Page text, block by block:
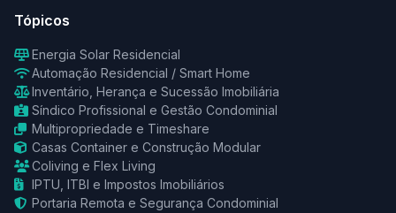
Tópicos
Energia Solar Residencial
Automação Residencial / Smart Home
Inventário, Herança e Sucessão Imobiliária
Síndico Profissional e Gestão Condominial
Multipropriedade e Timeshare
Casas Container e Construção Modular
Coliving e Flex Living
IPTU, ITBI e Impostos Imobiliários
Portaria Remota e Segurança Condominial